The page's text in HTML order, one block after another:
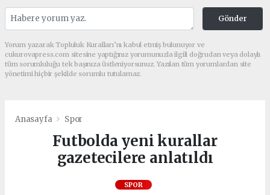
Gönder
Yorum yazarak Topluluk Kuralları’nı kabul etmiş bulunuyor ve
cukurovapress.com sitesine yaptığınız yorumunuzla ilgili doğrudan veya dolaylı
tüm sorumluluğu tek başınıza üstleniyorsunuz. Yazılan tüm yorumlardan site
yönetimi hiçbir şekilde sorumlu tutulamaz.
Anasayfa Spor
Futbolda yeni kurallar
gazetecilere anlatıldı
SPOR